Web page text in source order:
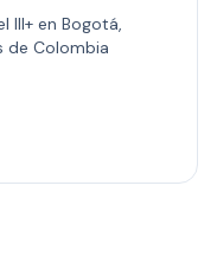
III+ en Bogotá,
de Colombia